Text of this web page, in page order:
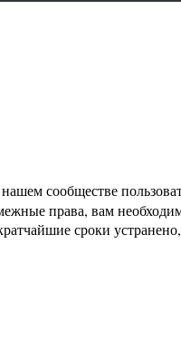
сообществе
права, вам
сроки